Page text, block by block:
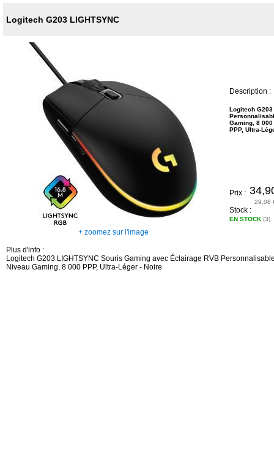
Logitech G203 LIGHTSYNC
+ zoomez sur l'image
Description :
Logitech
Gaming, 8 000
PPP, Ultra-
Prix :
29,08
Stock :
EN STOCK (3)
Plus d'info :
Logitech G203 LIGHTSYNC Souris Gaming avec Éclairage RVB
Niveau Gaming, 8 000 PPP, Ultra-Léger - Noire